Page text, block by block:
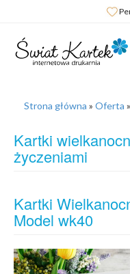
Strona główna » Oferta »
Kartki
życzeniami
Kartki
Model wk40